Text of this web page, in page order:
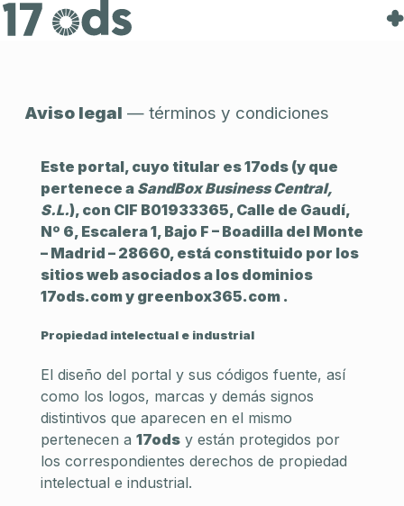
Aviso legal — términos y condiciones
Este portal, cuyo titular es 17ods (y que
pertenece a SandBox Business Central,
S.L.), con CIF B01933365, Calle de Gaudí,
Nº 6, Escalera 1, Bajo F – Boadilla del Monte
– Madrid – 28660, está constituido por los
sitios web asociados a los dominios
17ods.com y greenbox365.com .
Propiedad intelectual e industrial
El diseño del portal y sus códigos fuente, así
como los logos, marcas y demás signos
distintivos que aparecen en el mismo
pertenecen a 17odsy están protegidos por
los correspondientes derechos de propiedad
intelectual e industrial.
Contacto